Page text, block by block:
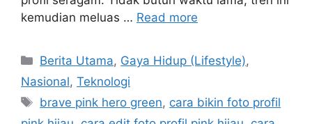
kemudian meluas … Read more
C
a
e
Berita Utama, Gaya Hidup (Lifestyle),
Nasional, Teknologi
T
a
brave pink hero green, cara bikin foto profil